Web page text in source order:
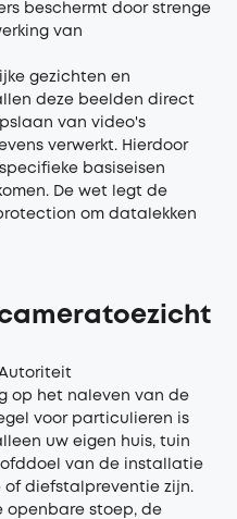
beschermt door strenge
van
gezichten en
deze beelden direct
van video's
verwerkt. Hierdoor
basiseisen
De wet legt de
om datalekken
op het naleven van de
voor particulieren is
uw eigen huis, tuin
van de installatie
diefstalpreventie zijn.
openbare stoep, de